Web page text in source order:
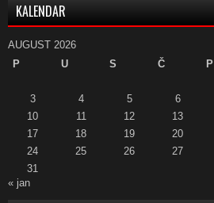
KALENDAR
AUGUST 2026
P
U S Č P
3
4 5 6
10
11 12 13
17
18 19 20
24
25 26 27
31
« jan